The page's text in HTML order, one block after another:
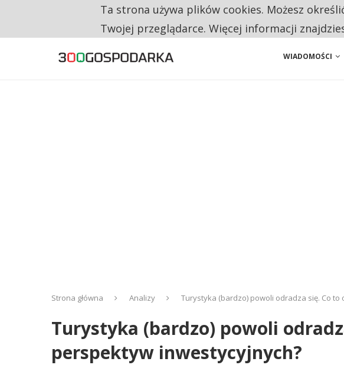
CO TRZECIĄ ZŁOTÓWKĘ Z EMERYTURY SENIORZY
WIADOMOŚCI
Strona główna Analizy Turystyka (bardzo) powoli odradza się. Co
Turystyka (bardzo) powoli
perspektyw inwestycyjnych?
Ta strona używa plików cookies. Możesz
Twojej przeglądarce. Więcej informacji